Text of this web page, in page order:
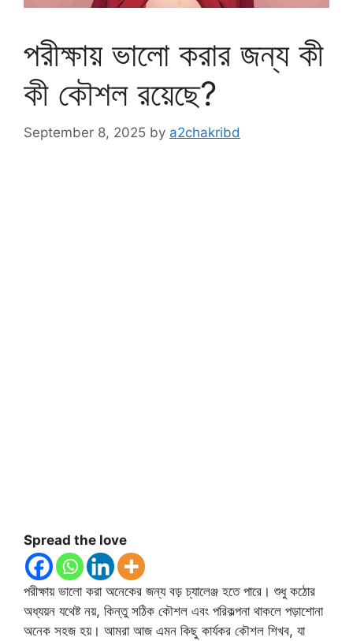
পরীক্ষায় ভালো করার জন্য কী
কী কৌশল রয়েছে?
September 8, 2025 by a2chakribd
Spread the love
পরীক্ষায় ভালো করা অনেকের জন্য বড় চ্যালেঞ্জ হতে পারে। শুধু কঠোর
অধ্যয়ন যথেষ্ট নয়, কিন্তু সঠিক কৌশল এবং পরিকল্পনা থাকলে পড়াশোনা
অনেক সহজ হয়। আমরা আজ এমন কিছু কার্যকর কৌশল শিখব, যা